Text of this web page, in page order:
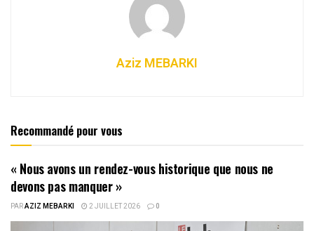
Aziz MEBARKI
Recommandé pour vous
« Nous avons un rendez-vous historique que nous ne
devons pas manquer »
PARAZIZ MEBARKI 2 JUILLET 2026 0